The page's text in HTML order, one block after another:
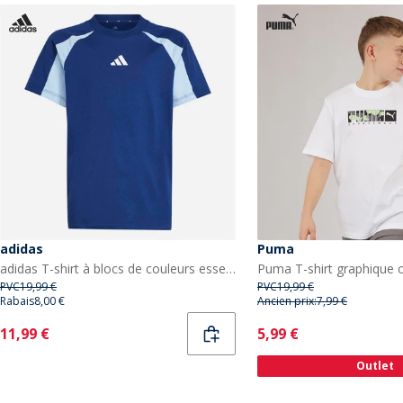
adidas
adidas T-shirt à blocs de couleurs essentiels saisonniers juniors Garçon Dark Blue/Glow Blue/Blanc
PVC19,99 €
Rabais8,00 €
Current
11,99 €
Puma
PVC19,99 €
Ancien prix:7,99 €
Current
5,99 €
Outlet